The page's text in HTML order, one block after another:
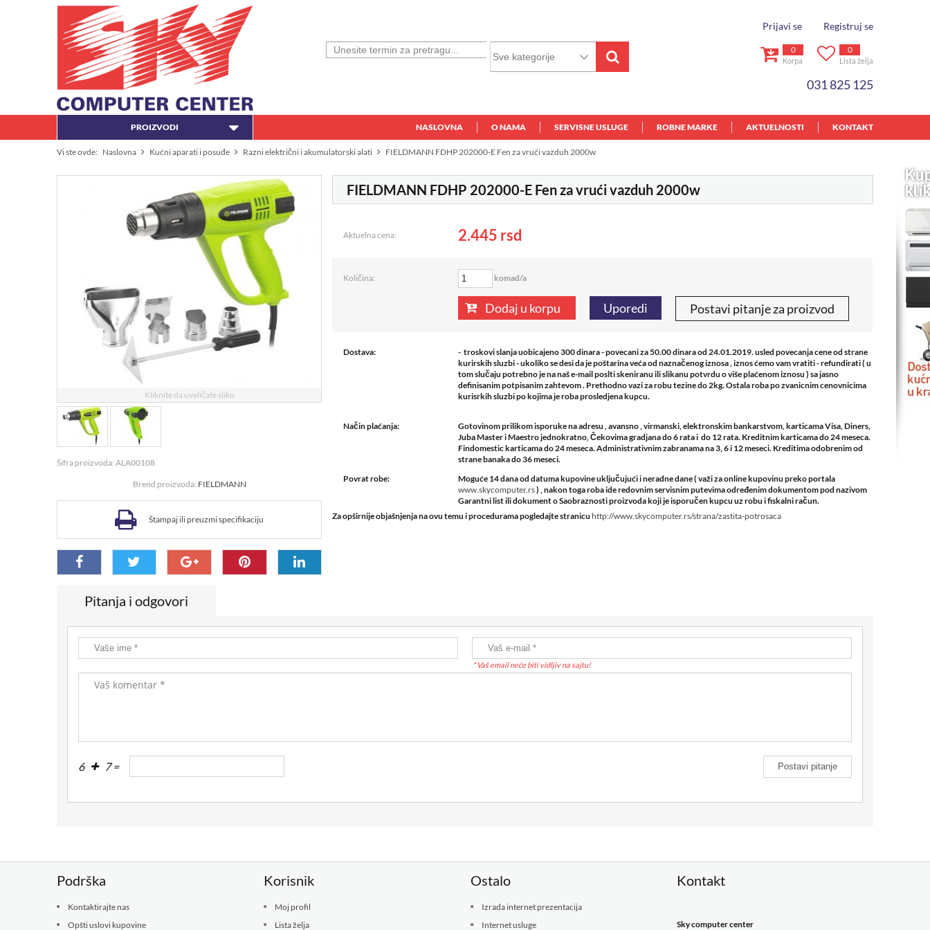
Prijavi se Registruj se
0
Lista želja
0
Korpa
031 825 125
PROIZVODI NASLOVNA O NAMA SERVISNE USLUGE ROBNE MARKE AKTUELNOSTI KONTAKT
Vi ste ovde: Naslovna Kućni aparati i posuđe Razni električni i akumulatorski alati FIELDMANN FDHP 202000-E Fen za vrući vazduh 2000w
Kliknite da uveličate sliku
Šifra proizvoda: ALA00108
Brend proizvoda: FIELDMANN
Štampaj ili preuzmi specifikaciju
FIELDMANN FDHP 202000-E Fen za vrući vazduh 2000w
Aktuelna cena: 2.445 rsd
Količina: komad/a
Dodaj u korpu Uporedi Postavi pitanje za proizvod
Dostava:
- troskovi slanja uobicajeno 300 dinara - povecani za 50.00 dinara od 24.01.2019. usled povecanja cene od strane
kurirskih sluzbi - ukoliko se desi da je poštarina veća od naznačenog iznosa , iznos ćemo vam vratiti - refundirati ( u
tom slučaju potrebno je na naš e-mail poslti skeniranu ili slikanu potvrdu o više plaćenom iznosu ) sa jasno
definisanim potpisanim zahtevom . Prethodno vazi za robu tezine do 2kg. Ostala roba po zvanicnim cenovnicima
kurisrkih sluzbi po kojima je roba prosledjena kupcu.
Način plaćanja:
Gotovinom prilikom isporuke na adresu , avansno , virmanski, elektronskim bankarstvom, karticama Visa, Diners,
Juba Master i Maestro jednokratno, Čekovima gradjana do 6 rata i do 12 rata. Kreditnim karticama do 24 meseca.
Findomestic karticama do 24 meseca. Administrativnim zabranama na 3, 6 i 12 meseci. Kreditima odobrenim od
strane banaka do 36 meseci.
Povrat robe:
Moguće 14 dana od datuma kupovine uključujući i neradne dane ( važi za online kupovinu preko portala
www.skycomputer.rs) , nakon toga roba ide redovnim servisnim putevima određenim dokumentom pod nazivom
Garantni list ili dokument o Saobraznosti proizvoda koji je isporučen kupcu uz robu i fiskalni račun.
Za opširnije objašnjenja na ovu temu i procedurama pogledajte stranicu http://www.skycomputer.rs/strana/zastita-potrosaca
Pitanja i odgovori
* Vaš email neće biti vidljiv na sajtu!
6 7 =
Podrška
Kontaktirajte nas
Opšti uslovi kupovine
Korisnik
Moj profil
Lista želja
Ostalo
Izrada internet prezentacija
Internet usluge
Kontakt
Sky computer center